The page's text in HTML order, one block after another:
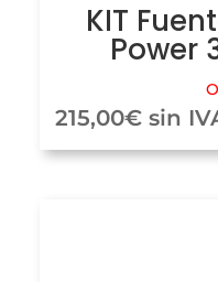
KIT
Power
215,00€ sin